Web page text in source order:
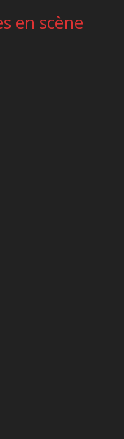
en scène